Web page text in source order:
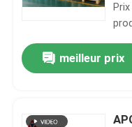
meilleur prix